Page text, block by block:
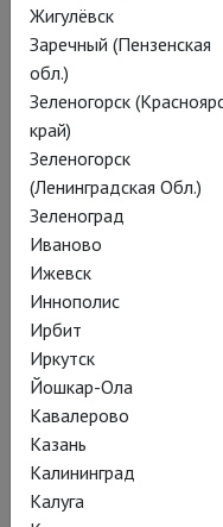
Джузеппе Верди
Венская
Карлос
Пятьдесят
«венценосной»
режиссёрский
Серебренникова
историю костюма
Жигулёвск
Заречный (Пензенская
обл.)
Зеленогорск
край)
Зеленогорск
(Ленинградская Обл.)
Зеленоград
Иваново
Ижевск
Иннополис
Ирбит
Иркутск
Йошкар-Ола
Кавалерово
Казань
Калининград
Калуга